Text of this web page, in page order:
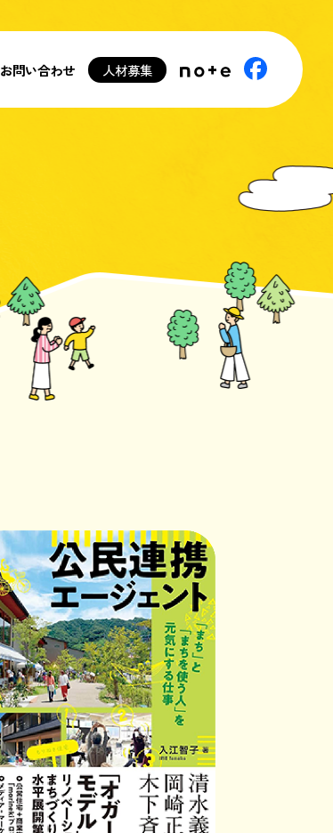
お問い合わせ 人材募集